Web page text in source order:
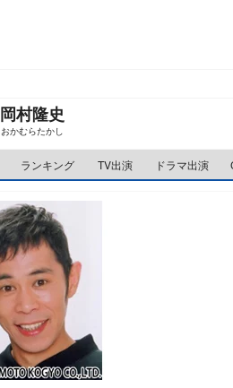
岡村隆史
おかむらたかし
ランキング TV出演 ドラマ出演